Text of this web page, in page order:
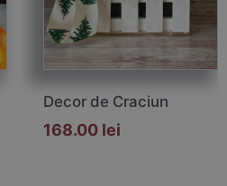
Decor de Craciun
168.00 lei